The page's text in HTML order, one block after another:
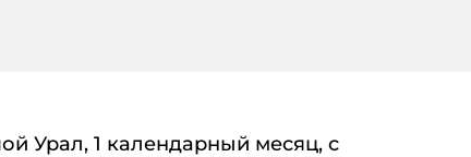
Урал, 1 календарный месяц, с